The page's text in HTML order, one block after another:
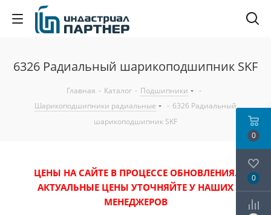
6326 Радиальный шарикоподшипник SKF
Главная - Каталог - Подшипники
-
Шарикоподшипники радиальные
- 6326 Радиальный
шарикоподшипник SKF
ЦЕНЫ НА САЙТЕ В ПРОЦЕССЕ ОБНОВЛЕНИЯ.
АКТУАЛЬНЫЕ ЦЕНЫ УТОЧНЯЙТЕ У НАШИХ
МЕНЕДЖЕРОВ
0
0